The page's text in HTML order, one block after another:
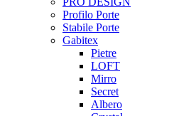
Profilo Porte
Stabile Porte
Gabitex
Pietre
LOFT
Mirro
Secret
Albero